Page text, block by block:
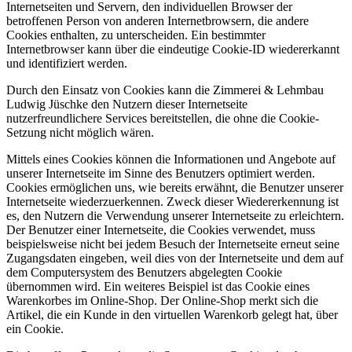
Internetseiten und Servern, den individuellen Browser der
betroffenen Person von anderen Internetbrowsern, die andere
Cookies enthalten, zu unterscheiden. Ein bestimmter
Internetbrowser kann über die eindeutige Cookie-ID wiedererkannt
und identifiziert werden.
Durch den Einsatz von Cookies kann die Zimmerei & Lehmbau
Ludwig Jüschke den Nutzern dieser Internetseite
nutzerfreundlichere Services bereitstellen, die ohne die Cookie-
Setzung nicht möglich wären.
Mittels eines Cookies können die Informationen und Angebote auf
unserer Internetseite im Sinne des Benutzers optimiert werden.
Cookies ermöglichen uns, wie bereits erwähnt, die Benutzer unserer
Internetseite wiederzuerkennen. Zweck dieser Wiedererkennung ist
es, den Nutzern die Verwendung unserer Internetseite zu erleichtern.
Der Benutzer einer Internetseite, die Cookies verwendet, muss
beispielsweise nicht bei jedem Besuch der Internetseite erneut seine
Zugangsdaten eingeben, weil dies von der Internetseite und dem auf
dem Computersystem des Benutzers abgelegten Cookie
übernommen wird. Ein weiteres Beispiel ist das Cookie eines
Warenkorbes im Online-Shop. Der Online-Shop merkt sich die
Artikel, die ein Kunde in den virtuellen Warenkorb gelegt hat, über
ein Cookie.